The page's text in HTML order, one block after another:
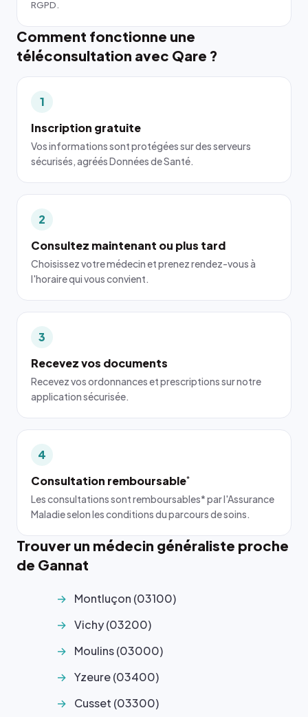
RGPD.
Comment fonctionne une
téléconsultation avec Qare ?
1
Inscription gratuite
Vos informations sont protégées sur des serveurs
sécurisés, agréés Données de Santé.
2
Consultez maintenant ou plus tard
Choisissez votre médecin et prenez rendez-vous à
l'horaire qui vous convient.
3
Recevez vos documents
Recevez vos ordonnances et prescriptions sur notre
application sécurisée.
4
Consultation remboursable*
Les consultations sont remboursables* par l'Assurance
Maladie selon les conditions du parcours de soins.
Trouver un médecin généraliste proche
de Gannat
Montluçon (03100)
Vichy (03200)
Moulins (03000)
Yzeure (03400)
Cusset (03300)